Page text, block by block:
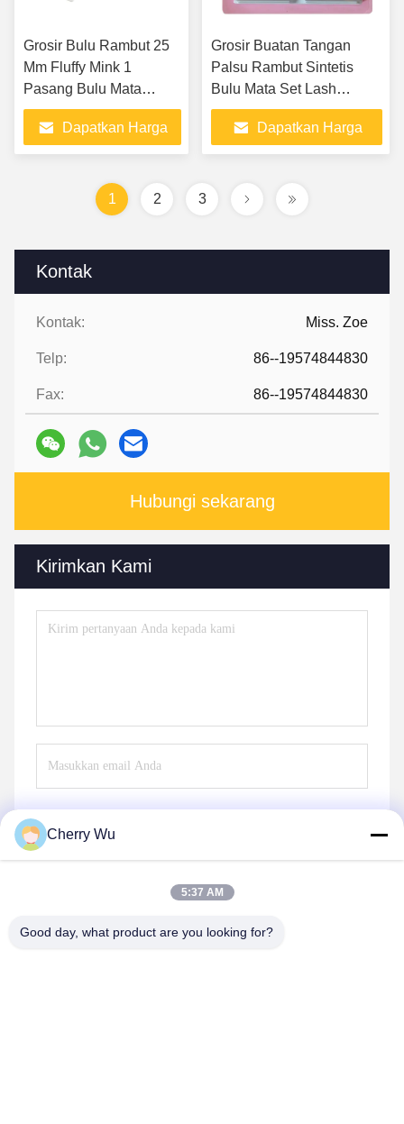
Kontak
Kontak: Miss. Zoe
Telp: 86--19574844830
Fax: 86--19574844830
Hubungi sekarang
Kirimkan Kami
Grosir Bulu Rambut 25
Mm Fluffy Mink 1
Pasang Bulu Mata
Makeup Volume 3D
Bulu Mata Palsu
Ekstensi Bulu Mata
Dapatkan Harga
Grosir Buatan Tangan
Palsu Rambut Sintetis
Bulu Mata Set Lash
Eyeliner Magnetik Bulu
Mata 60 Pcs 8-12 Mm Curl
OEM
Dapatkan Harga
1 2 3
Cherry Wu
5:37 AM
Good day, what product are you looking for?